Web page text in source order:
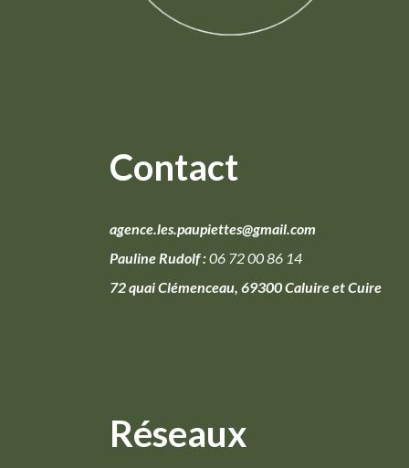
Contact
agence.les.paupiettes@gmail.com
Pauline Rudolf :06 72 00 86 14
72 quai Clémenceau, 69300 Caluire et Cuire
Réseaux